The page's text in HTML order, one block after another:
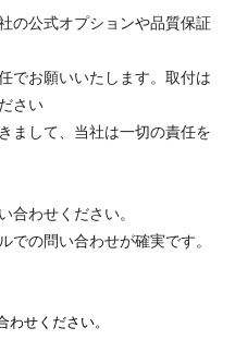
の公式オプションや品質保証
でお願いいたします。取付は
さい
まして、当社は一切の責任を
合わせください。
での問い合わせが確実です。
せください。